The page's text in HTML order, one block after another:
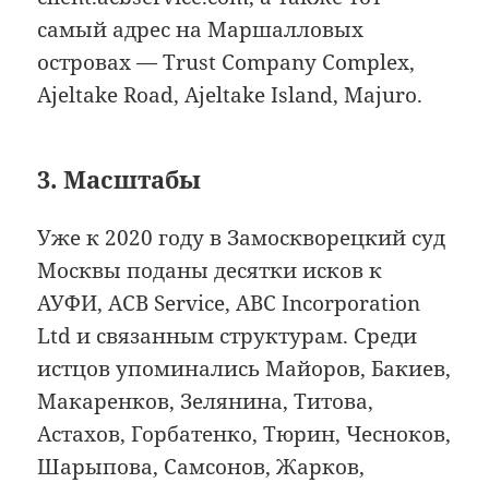
самый адрес на Маршалловых
островах — Trust Company Complex,
Ajeltake Road, Ajeltake Island, Majuro.
3. Масштабы
Уже к 2020 году в Замоскворецкий суд
Москвы поданы десятки исков к
АУФИ, ACB Service, ABC Incorporation
Ltd и связанным структурам. Среди
истцов упоминались Майоров, Бакиев,
Макаренков, Зелянина, Титова,
Астахов, Горбатенко, Тюрин, Чесноков,
Шарыпова, Самсонов, Жарков,